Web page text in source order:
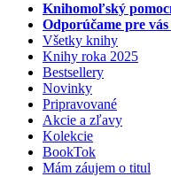
Knihomoľský
Odporúčame pre vás
Všetky knihy
Knihy roka 2025
Bestsellery
Novinky
Pripravované
Akcie a zľavy
Kolekcie
BookTok
Mám záujem o titul